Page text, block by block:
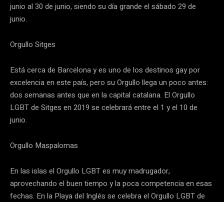
junio al 30 de junio, siendo su día grande el sábado 29 de
junio.
Orgullo Sitges
Está cerca de Barcelona y es uno de los destinos gay por
excelencia en este país, pero su Orgullo llega un poco antes:
dos semanas antes que en la capital catalana. El Orgullo
LGBT de Sitges en 2019 se celebrará entre el 1 y el 10 de
junio.
Orgullo Maspalomas
En las islas el Orgullo LGBT es muy madrugador,
aprovechando el buen tiempo y la poca competencia en esas
fechas. En la Playa del Inglés se celebra el Orgullo LGBT de